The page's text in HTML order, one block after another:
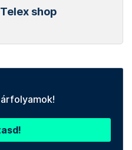
Telex shop